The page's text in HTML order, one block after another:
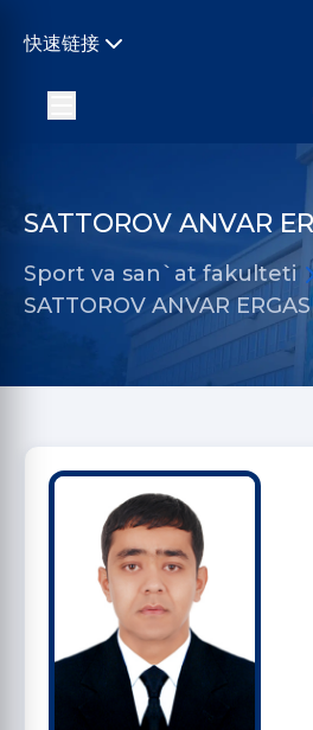
快速链接
SATTOROV ANVAR
Sport va san`at fakulteti
SATTOROV ANVAR